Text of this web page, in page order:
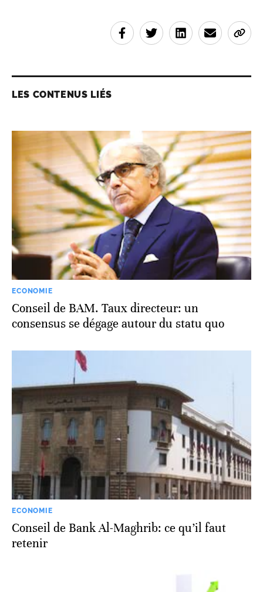
LES CONTENUS LIÉS
ECONOMIE
Conseil de BAM. Taux directeur: un
consensus se dégage autour du statu quo
ECONOMIE
Conseil de Bank Al-Maghrib: ce qu’il faut
retenir